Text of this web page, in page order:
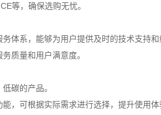
等，确保选购无忧。
体系，能够为用户提供及时的技术支持和
质量和用户满意度。
碳的产品。
，可根据实际需求进行选择，提升使用体